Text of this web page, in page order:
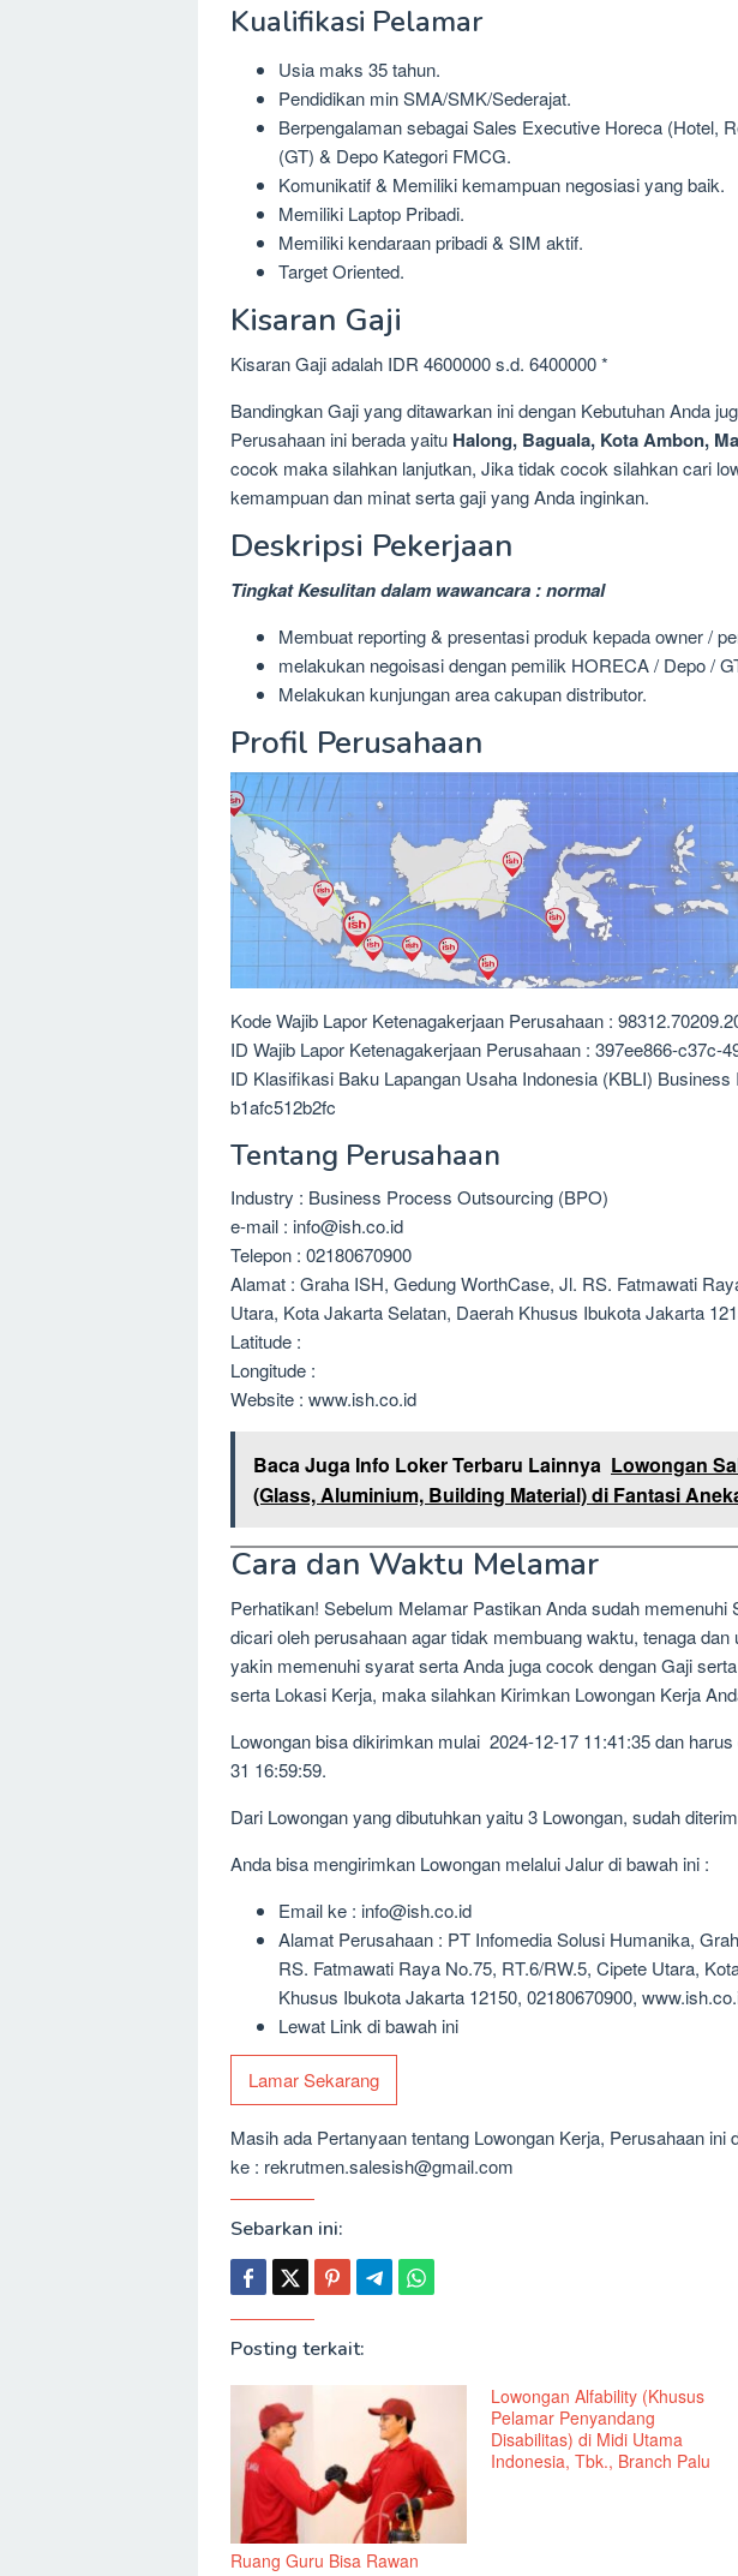
Kualifikasi Pelamar
Usia maks 35 tahun.
Pendidikan min SMA/SMK/Sederajat.
Berpengalaman sebagai Sales Executive Horeca (Hotel,
(GT) & Depo Kategori FMCG.
Komunikatif & Memiliki kemampuan negosiasi yang baik.
Memiliki Laptop Pribadi.
Memiliki kendaraan pribadi & SIM aktif.
Target Oriented.
Kisaran Gaji
Kisaran Gaji adalah IDR 4600000 s.d. 6400000 *
Bandingkan Gaji yang ditawarkan ini dengan Kebutuhan Anda
Perusahaan ini berada yaitu Halong, Baguala, Kota Ambon,
cocok maka silahkan lanjutkan, Jika tidak cocok silahkan cari
kemampuan dan minat serta gaji yang Anda inginkan.
Deskripsi Pekerjaan
Tingkat Kesulitan dalam wawancara : normal
Membuat reporting & presentasi produk kepada owner /
melakukan negoisasi dengan pemilik HORECA / Depo /
Melakukan kunjungan area cakupan distributor.
Profil Perusahaan
Kode Wajib Lapor Ketenagakerjaan Perusahaan :
ID Wajib Lapor Ketenagakerjaan Perusahaan : 397ee866-c37c-
ID Klasifikasi Baku Lapangan Usaha Indonesia (KBLI)
b1afc512b2fc
Tentang Perusahaan
Industry : Business Process Outsourcing (BPO)
e-mail : info@ish.co.id
Telepon : 02180670900
Alamat : Graha ISH, Gedung WorthCase, Jl. RS. Fatmawati
Utara, Kota Jakarta Selatan, Daerah Khusus Ibukota Jakarta
Latitude :
Longitude :
Website : www.ish.co.id
Baca Juga Info Loker Terbaru Lainnya Lowongan
(Glass, Aluminium, Building Material) di Fantasi
Cara dan Waktu Melamar
Perhatikan! Sebelum Melamar Pastikan Anda sudah memenuhi
dicari oleh perusahaan agar tidak membuang waktu, tenaga
yakin memenuhi syarat serta Anda juga cocok dengan Gaji
serta Lokasi Kerja, maka silahkan Kirimkan Lowongan Kerja
Lowongan bisa dikirimkan mulai 2024-12-17 11:41:35 dan
31 16:59:59.
Dari Lowongan yang dibutuhkan yaitu 3 Lowongan, sudah
Anda bisa mengirimkan Lowongan melalui Jalur di bawah ini :
Email ke : info@ish.co.id
Alamat Perusahaan : PT Infomedia Solusi Humanika,
RS. Fatmawati Raya No.75, RT.6/RW.5, Cipete Utara,
Khusus Ibukota Jakarta 12150, 02180670900,
Lewat Link di bawah ini
Lamar Sekarang
Masih ada Pertanyaan tentang Lowongan Kerja, Perusahaan ini
ke : rekrutmen.salesish@gmail.com
Sebarkan ini:
Posting terkait:
Ruang Guru Bisa Rawan
Lowongan Alfability (Khusus
Pelamar Penyandang
Disabilitas) di Midi Utama
Indonesia, Tbk., Branch Palu